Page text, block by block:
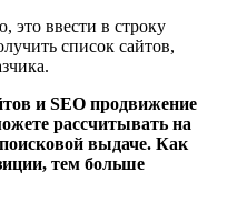
это ввести в строку
список сайтов,
и SEO продвижение
рассчитывать на
выдаче. Как
тем больше